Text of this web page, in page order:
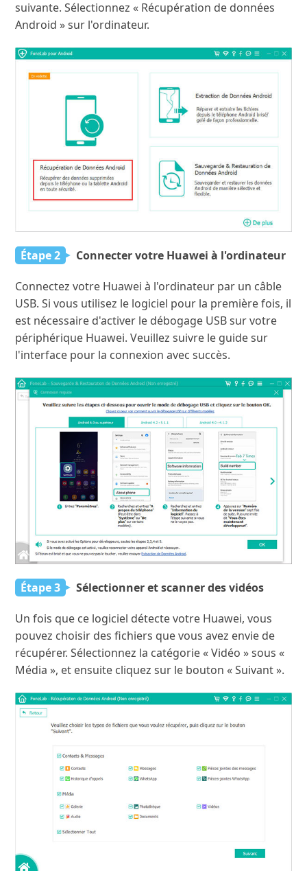
suivante. Sélectionnez « Récupération de données
Android » sur l'ordinateur.
Étape 2 Connecter votre Huawei à l'ordinateur
Connectez votre Huawei à l'ordinateur par un câble
USB. Si vous utilisez le logiciel pour la première fois, il
est nécessaire d'activer le débogage USB sur votre
périphérique Huawei. Veuillez suivre le guide sur
l'interface pour la connexion avec succès.
Étape 3 Sélectionner et scanner des vidéos
Un fois que ce logiciel détecte votre Huawei, vous
pouvez choisir des fichiers que vous avez envie de
récupérer. Sélectionnez la catégorie « Vidéo » sous «
Média », et ensuite cliquez sur le bouton « Suivant ».